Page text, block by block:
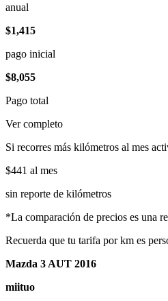
anual
$1,415
pago inicial
$8,055
Pago total
Ver completo
Si recorres más kilómetros al mes
$441 al mes
sin reporte de kilómetros
*La comparación de precios es una
Recuerda que tu tarifa por km es
Mazda 3 AUT 2016
miituo